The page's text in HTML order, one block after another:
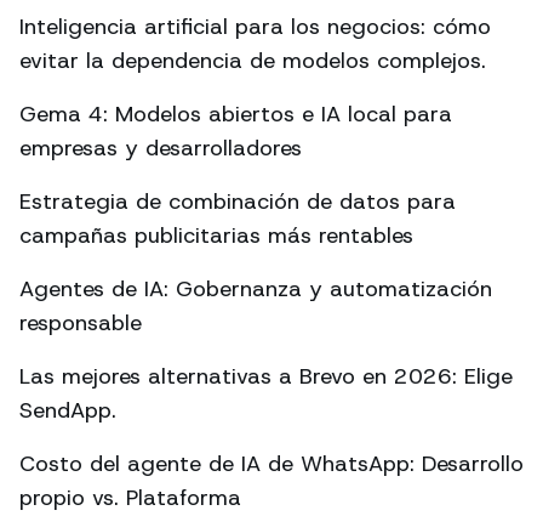
Inteligencia artificial para los negocios: cómo
evitar la dependencia de modelos complejos.
Gema 4: Modelos abiertos e IA local para
empresas y desarrolladores
Estrategia de combinación de datos para
campañas publicitarias más rentables
Agentes de IA: Gobernanza y automatización
responsable
Las mejores alternativas a Brevo en 2026: Elige
SendApp.
Costo del agente de IA de WhatsApp: Desarrollo
propio vs. Plataforma